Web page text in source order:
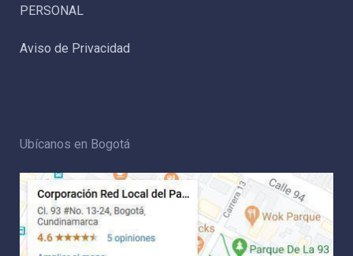
PERSONAL
Aviso de Privacidad
Ubícanos en Bogotá